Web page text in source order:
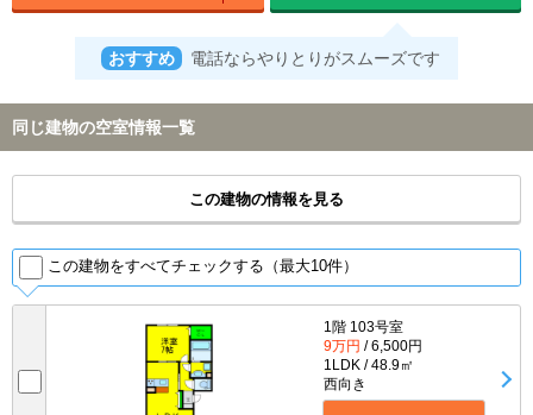
おすすめ 電話ならやりとりがスムーズです
同じ建物の空室情報一覧
この建物の情報を見る
この建物をすべてチェックする（最大10件）
1階 103号室
9万円 / 6,500円
1LDK / 48.9㎡
西向き